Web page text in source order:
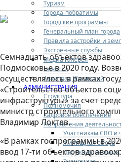
Туризм
Города-побратимы
Городские программы
Генеральный план города
Правила застройки и
Экстренные службы
Медиа галерея
Новости
Авиаград Жуковский
АДМИНИСТРАЦИЯ
Структура
Полномочия
Кадровое обеспечение
Направления
Участникам СВО и
Жилищная сфера
Наружная реклама
Семнадцать объектов
Подмосковье в 2020 году.
осуществлялось в рамках
«Строительство объектов
инфраструктуры» за счет
министр строительного
Владимир Локтев.
«В рамках госпрограммы в
ввод 17-ти объектов